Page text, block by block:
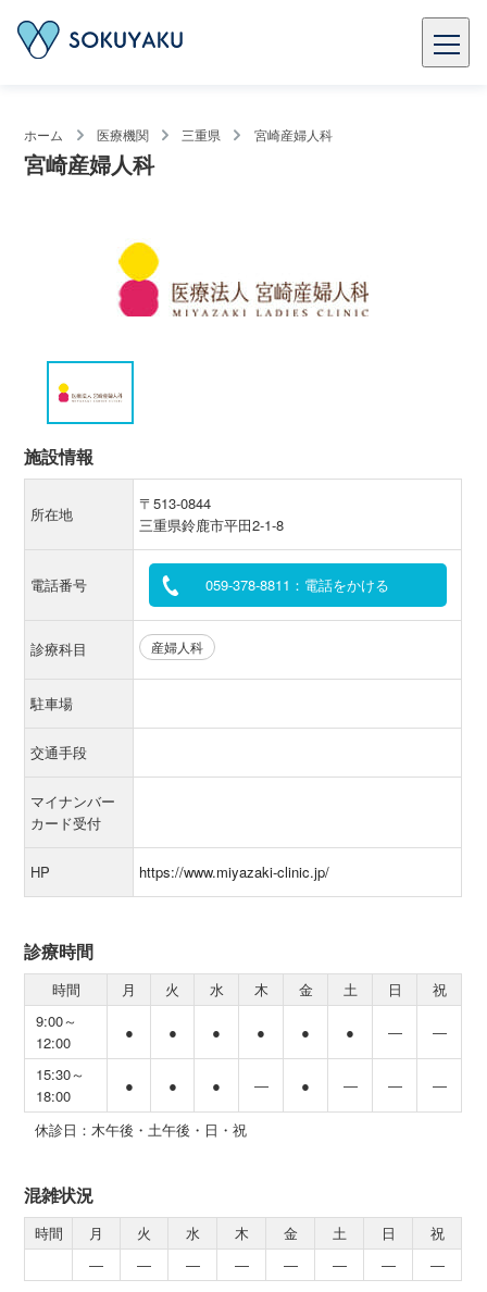
ホーム 医療機関 三重県 宮崎産婦人科
宮崎産婦人科
施設情報
所在地
〒513-0844
三重県鈴鹿市平田2-1-8
電話番号 059-378-8811：電話をかける
診療科目 産婦人科
駐車場
交通手段
マイナンバー
カード受付
HP https://www.miyazaki-clinic.jp/
診療時間
時間 月 火 水 木 金 土 日
祝
9:00～
12:00
● ● ● ● ● ● ― ―
15:30～
18:00
● ● ● ― ● ― ― ―
休診日：木午後・土午後・日・祝
混雑状況
時間 月 火 水 木 金 土 日
祝
―
― ― ― ― ― ― ―